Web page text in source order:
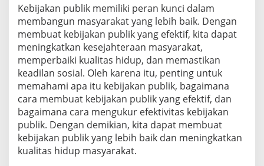
Kebijakan publik memiliki peran kunci dalam
membangun masyarakat yang lebih baik. Dengan
membuat kebijakan publik yang efektif, kita dapat
meningkatkan kesejahteraan masyarakat,
memperbaiki kualitas hidup, dan memastikan
keadilan sosial. Oleh karena itu, penting untuk
memahami apa itu kebijakan publik, bagaimana
cara membuat kebijakan publik yang efektif, dan
bagaimana cara mengukur efektivitas kebijakan
publik. Dengan demikian, kita dapat membuat
kebijakan publik yang lebih baik dan meningkatkan
kualitas hidup masyarakat.